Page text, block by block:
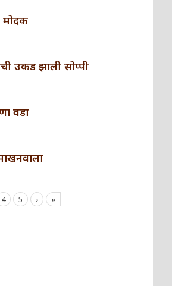
उकड झाली सोप्पी
वडा
4 5 › »